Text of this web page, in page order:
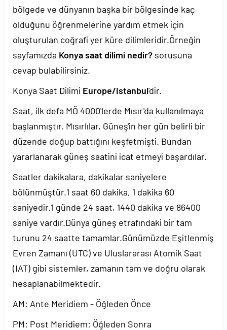
bölgede ve dünyanın başka bir bölgesinde kaç
olduğunu öğrenmelerine yardım etmek için
oluşturulan coğrafi yer küre dilimleridir.Örneğin
sayfamızda Konya saat dilimi nedir? sorusuna
cevap bulabilirsiniz.
Konya Saat Dilimi Europe/Istanbul'dir.
Saat, ilk defa MÖ 4000'lerde Mısır'da kullanılmaya
başlanmıştır. Mısırlılar, Güneş'in her gün belirli bir
düzende doğup battığını keşfetmişti. Bundan
yararlanarak güneş saatini icat etmeyi başardılar.
Saatler dakikalara, dakikalar saniyelere
bölünmüştür.1 saat 60 dakika, 1 dakika 60
saniyedir.1 günde 24 saat, 1440 dakika ve 86400
saniye vardır.Dünya güneş etrafındaki bir tam
turunu 24 saatte tamamlar.Günümüzde Eşitlenmiş
Evren Zamanı (UTC) ve Uluslararası Atomik Saat
(IAT) gibi sistemler, zamanın tam ve doğru olarak
hesaplanabilmektedir.
AM: Ante Meridiem - Öğleden Önce
PM: Post Meridiem: Öğleden Sonra